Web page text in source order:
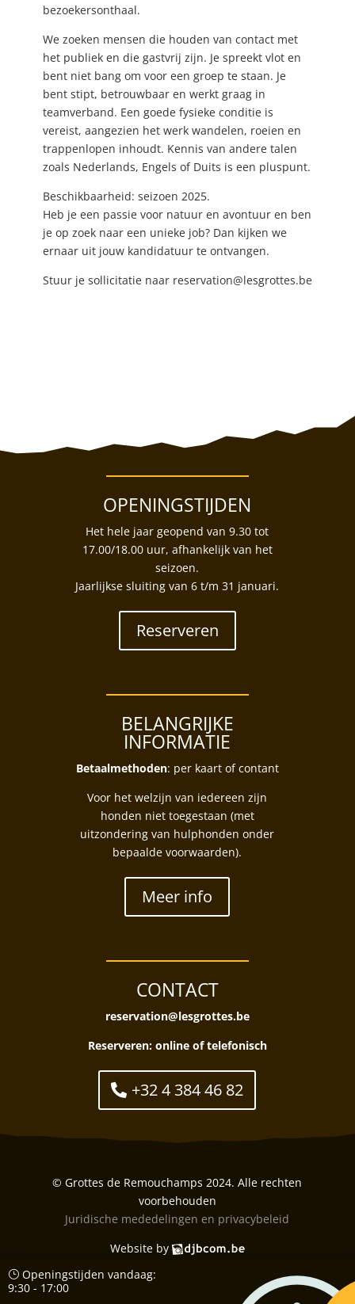
Openingstijden vandaag:
9:30 - 17:00
bezoekersonthaal.
We zoeken mensen die houden van contact met
het publiek en die gastvrij zijn. Je spreekt vlot en
bent niet bang om voor een groep te staan. Je
bent stipt, betrouwbaar en werkt graag in
teamverband. Een goede fysieke conditie is
vereist, aangezien het werk wandelen, roeien en
trappenlopen inhoudt. Kennis van andere talen
zoals Nederlands, Engels of Duits is een pluspunt.
Beschikbaarheid: seizoen 2025.
Heb je een passie voor natuur en avontuur en ben
je op zoek naar een unieke job? Dan kijken we
ernaar uit jouw kandidatuur te ontvangen.
Stuur je sollicitatie naar reservation@lesgrottes.be
OPENINGSTIJDEN
Het hele jaar geopend van 9.30 tot
17.00/18.00 uur, afhankelijk van het
seizoen.
Jaarlijkse sluiting van 6 t/m 31 januari.
Reserveren
BELANGRIJKE
INFORMATIE
Betaalmethoden: per kaart of contant
Voor het welzijn van iedereen zijn
honden niet toegestaan (met
uitzondering van hulphonden onder
bepaalde voorwaarden).
Meer info
CONTACT
reservation@lesgrottes.be
Reserveren:online of telefonisch
+32 4 384 46 82
© Grottes de Remouchamps 2024. Alle rechten
voorbehouden
Juridische mededelingen en privacybeleid
Website by